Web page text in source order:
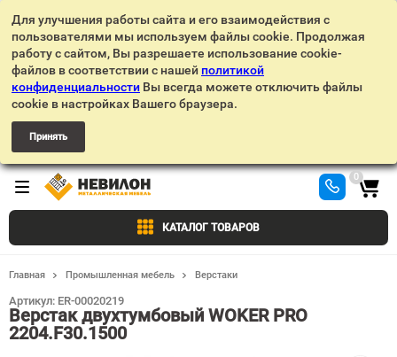
Для улучшения работы сайта и его взаимодействия с
пользователями мы используем файлы cookie. Продолжая
работу с сайтом, Вы разрешаете использование cookie-
файлов в соответствии с нашей политикой
конфиденциальности Вы всегда можете отключить файлы
cookie в настройках Вашего браузера.
Принять
КАТАЛОГ ТОВАРОВ
0
Главная Промышленная мебель Верстаки
Верстак двухтумбовый WOKER PRO
2204.F30.1500
Артикул: ER-00020219